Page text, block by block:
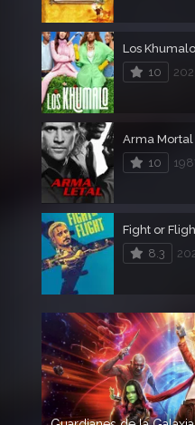
Los Khumalo
10
Arma Mortal
10
Fight or
8.3